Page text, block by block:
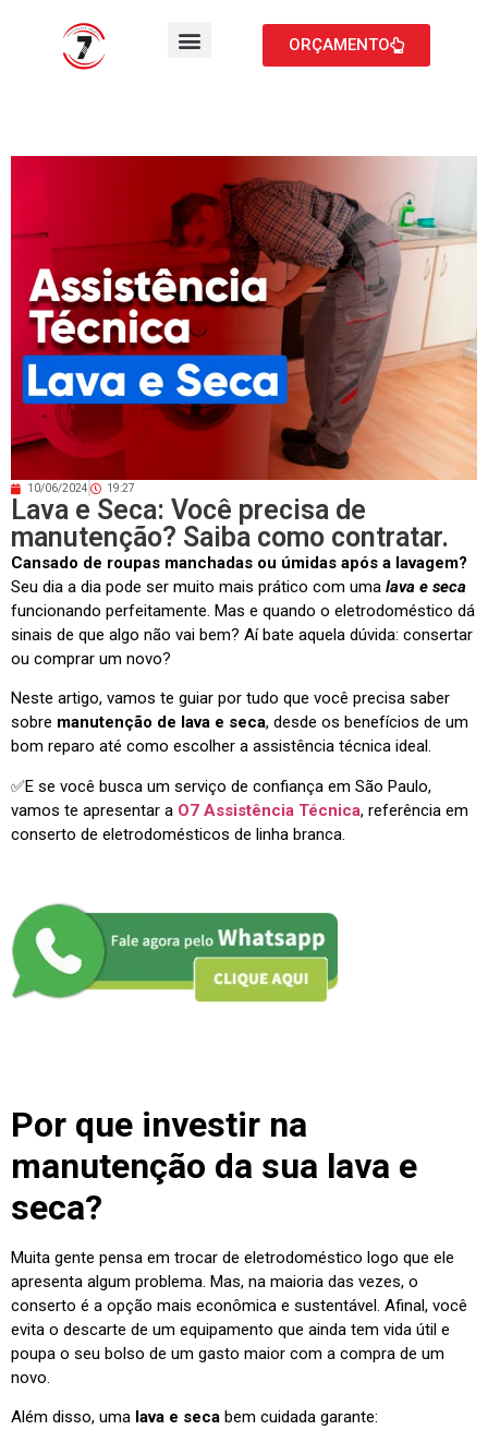
ORÇAMENTO
10/06/2024 19:27
Lava e Seca: Você precisa de
manutenção? Saiba como contratar.
Cansado de roupas manchadas ou úmidas após a lavagem?
Seu dia a dia pode ser muito mais prático com uma lava e seca
funcionando perfeitamente. Mas e quando o eletrodoméstico dá
sinais de que algo não vai bem? Aí bate aquela dúvida: consertar
ou comprar um novo?
Neste artigo, vamos te guiar por tudo que você precisa saber
sobre manutenção de lava e seca, desde os benefícios de um
bom reparo até como escolher a assistência técnica ideal.
✅E se você busca um serviço de confiança em São Paulo,
vamos te apresentar a O7 Assistência Técnica, referência em
conserto de eletrodomésticos de linha branca.
Por que investir na
manutenção da sua lava e
seca?
Muita gente pensa em trocar de eletrodoméstico logo que ele
apresenta algum problema. Mas, na maioria das vezes, o
conserto é a opção mais econômica e sustentável. Afinal, você
evita o descarte de um equipamento que ainda tem vida útil e
poupa o seu bolso de um gasto maior com a compra de um
novo.
Além disso, uma lava e seca bem cuidada garante: